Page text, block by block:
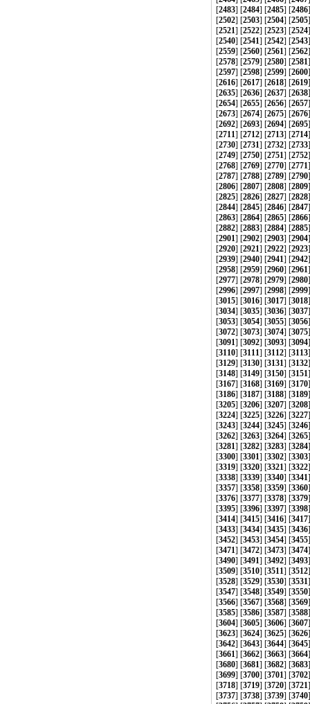
[2483] [2484] [2485] [2486
[2502] [2503] [2504] [2505
[2521] [2522] [2523] [2524
[2540] [2541] [2542] [2543
[2559] [2560] [2561] [2562
[2578] [2579] [2580] [2581
[2597] [2598] [2599] [2600
[2616] [2617] [2618] [2619
[2635] [2636] [2637] [2638
[2654] [2655] [2656] [2657
[2673] [2674] [2675] [2676
[2692] [2693] [2694] [2695
[2711] [2712] [2713] [2714
[2730] [2731] [2732] [2733
[2749] [2750] [2751] [2752
[2768] [2769] [2770] [2771
[2787] [2788] [2789] [2790
[2806] [2807] [2808] [2809
[2825] [2826] [2827] [2828
[2844] [2845] [2846] [2847
[2863] [2864] [2865] [2866
[2882] [2883] [2884] [2885
[2901] [2902] [2903] [2904
[2920] [2921] [2922] [2923
[2939] [2940] [2941] [2942
[2958] [2959] [2960] [2961
[2977] [2978] [2979] [2980
[2996] [2997] [2998] [2999
[3015] [3016] [3017] [3018
[3034] [3035] [3036] [3037
[3053] [3054] [3055] [3056
[3072] [3073] [3074] [3075
[3091] [3092] [3093] [3094
[3110] [3111] [3112] [3113
[3129] [3130] [3131] [3132
[3148] [3149] [3150] [3151
[3167] [3168] [3169] [3170
[3186] [3187] [3188] [3189
[3205] [3206] [3207] [3208
[3224] [3225] [3226] [3227
[3243] [3244] [3245] [3246
[3262] [3263] [3264] [3265
[3281] [3282] [3283] [3284
[3300] [3301] [3302] [3303
[3319] [3320] [3321] [3322
[3338] [3339] [3340] [3341
[3357] [3358] [3359] [3360
[3376] [3377] [3378] [3379
[3395] [3396] [3397] [3398
[3414] [3415] [3416] [3417
[3433] [3434] [3435] [3436
[3452] [3453] [3454] [3455
[3471] [3472] [3473] [3474
[3490] [3491] [3492] [3493
[3509] [3510] [3511] [3512
[3528] [3529] [3530] [3531
[3547] [3548] [3549] [3550
[3566] [3567] [3568] [3569
[3585] [3586] [3587] [3588
[3604] [3605] [3606] [3607
[3623] [3624] [3625] [3626
[3642] [3643] [3644] [3645
[3661] [3662] [3663] [3664
[3680] [3681] [3682] [3683
[3699] [3700] [3701] [3702
[3718] [3719] [3720] [3721
[3737] [3738] [3739] [3740